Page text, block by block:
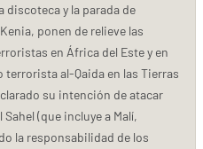
discoteca y la parada de
ponen de relieve las
en África del Este y en
al-Qaida en las Tierras
su intención de atacar
(que incluye a Malí,
la responsabilidad de los